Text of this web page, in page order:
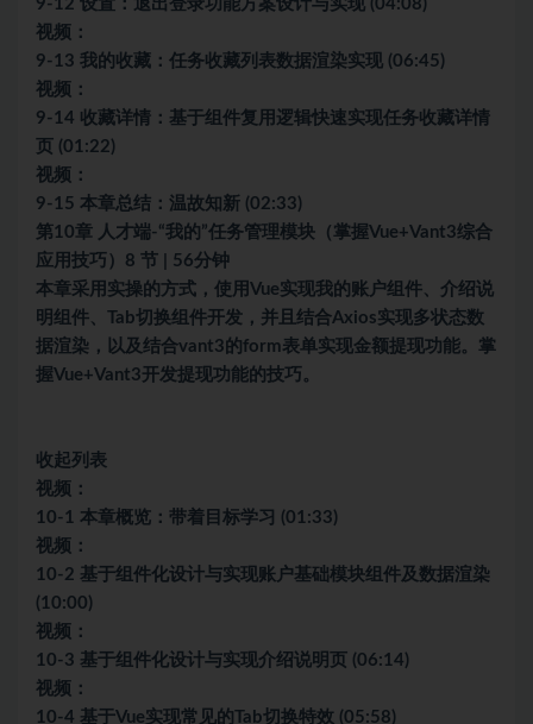
9-12 设置：退出登录功能方案设计与实现 (04:08)
视频：
9-13 我的收藏：任务收藏列表数据渲染实现 (06:45)
视频：
9-14 收藏详情：基于组件复用逻辑快速实现任务收藏详情
页 (01:22)
视频：
9-15 本章总结：温故知新 (02:33)
第10章 人才端-“我的”任务管理模块（掌握Vue+Vant3综合
应用技巧）8 节 | 56分钟
本章采用实操的方式，使用Vue实现我的账户组件、介绍说
明组件、Tab切换组件开发，并且结合Axios实现多状态数
据渲染，以及结合vant3的form表单实现金额提现功能。掌
握Vue+Vant3开发提现功能的技巧。
收起列表
视频：
10-1 本章概览：带着目标学习 (01:33)
视频：
10-2 基于组件化设计与实现账户基础模块组件及数据渲染
(10:00)
视频：
10-3 基于组件化设计与实现介绍说明页 (06:14)
视频：
10-4 基于Vue实现常见的Tab切换特效 (05:58)